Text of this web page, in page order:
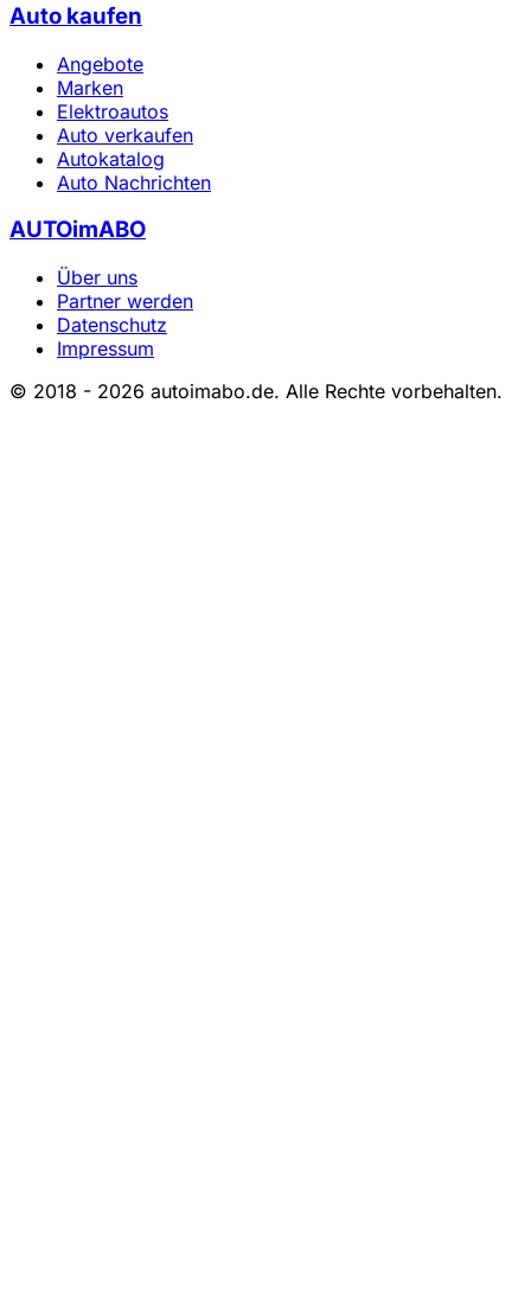
Auto kaufen
Angebote
Marken
Elektroautos
Auto verkaufen
Autokatalog
Auto Nachrichten
AUTOimABO
Über uns
Partner werden
Datenschutz
Impressum
© 2018 - 2026 autoimabo.de. Alle Rechte vorbehalten.